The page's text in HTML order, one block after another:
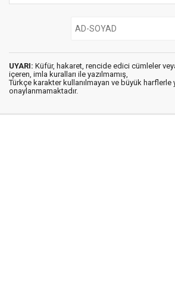
UYARI: Küfür, hakaret, rencide edici cümleler
içeren, imla kuralları ile yazılmamış,
Türkçe karakter kullanılmayan ve büyük harflerle
onaylanmamaktadır.